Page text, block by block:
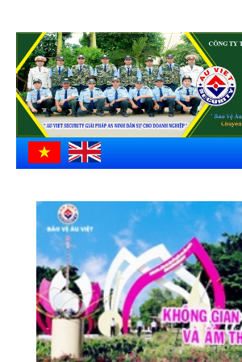
Trang chủ
Giới thiệu
Hồ sơ công ty